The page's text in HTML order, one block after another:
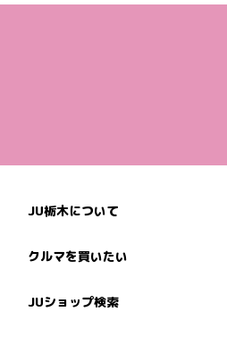
JU栃木について
クルマを買いたい
JUショップ検索